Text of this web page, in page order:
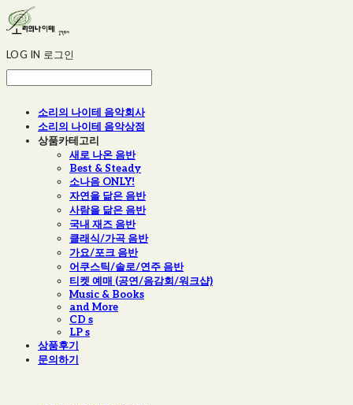
LOG IN 로그인
소리의 나이테 음악회사
소리의 나이테 음악상점
상품카테고리
새로 나온 음반
Best & Steady
소나음 ONLY!
자연을 닮은 음반
사람을 닮은 음반
국내 재즈 음반
클래식/가곡 음반
가요/포크 음반
어쿠스틱/솔로/연주 음반
티켓 예매 (공연/음감회/워크샵)
Music & Books
and More
CD s
LP s
상품후기
문의하기